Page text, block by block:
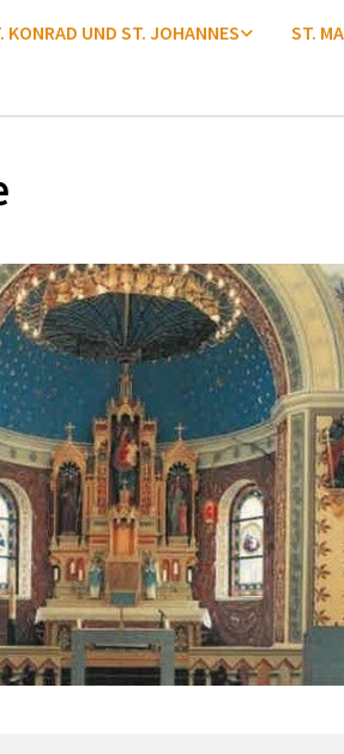
KONRAD UND ST. JOHANNES ST.